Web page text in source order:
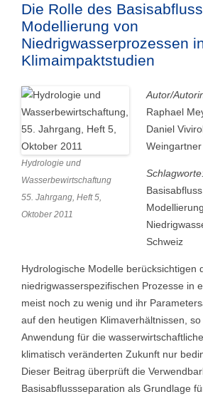
Die Rolle des
Modellierung von
Niedrigwasserprozessen
Klimaimpaktstudien
Hydrologie und
Wasserbewirtschaftung
55. Jahrgang, Heft 5,
Oktober 2011
Autor/
Raphael
Daniel
Weingartner
Schweiz
Hydrologische Modelle berücksichtigen
niedrigwasserspezifischen Prozesse in
meist noch zu wenig und ihr
auf den heutigen Klimaverhältnissen, so
Anwendung für die
klimatisch veränderten Zukunft nur
Dieser Beitrag überprüft die
Basisabflussseparation als Grundlage